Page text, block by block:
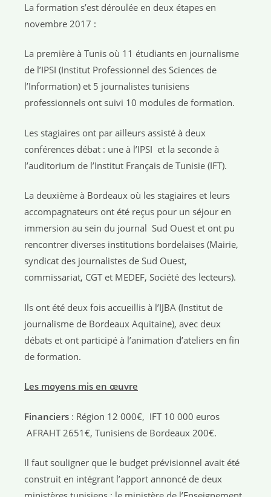
La formation s’est déroulée en deux étapes en
novembre 2017 :
La première à Tunis où 11 étudiants en journalisme
de l’IPSI (Institut Professionnel des Sciences de
l’Information) et 5 journalistes tunisiens
professionnels ont suivi 10 modules de formation.
Les stagiaires ont par ailleurs assisté à deux
conférences débat : une à l’IPSI et la seconde à
l’auditorium de l’Institut Français de Tunisie (IFT).
La deuxième à Bordeaux où les stagiaires et leurs
accompagnateurs ont été reçus pour un séjour en
immersion au sein du journal Sud Ouest et ont pu
rencontrer diverses institutions bordelaises (Mairie,
syndicat des journalistes de Sud Ouest,
commissariat, CGT et MEDEF, Société des lecteurs).
Ils ont été deux fois accueillis à l’IJBA (Institut de
journalisme de Bordeaux Aquitaine), avec deux
débats et ont participé à l’animation d’ateliers en fin
de formation.
Les moyens mis en œuvre
Financiers : Région 12 000€, IFT 10 000 euros
AFRAHT 2651€, Tunisiens de Bordeaux 200€.
Il faut souligner que le budget prévisionnel avait été
construit en intégrant l’apport annoncé de deux